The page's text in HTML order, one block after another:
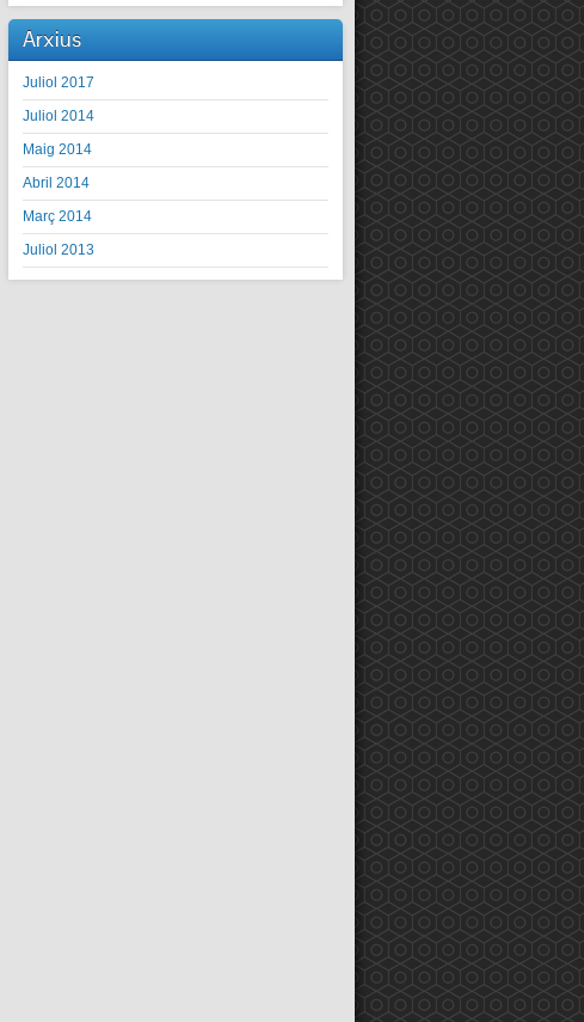
Arxius
Juliol 2017
Juliol 2014
Maig 2014
Abril 2014
Març 2014
Juliol 2013